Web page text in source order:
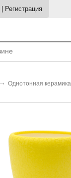
Регистрация
Однотонная керамика